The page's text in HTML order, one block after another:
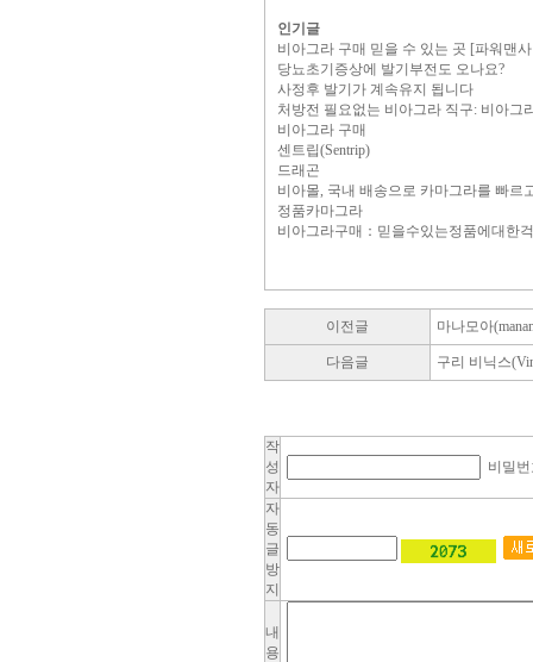
인기글
비아그라 구매 믿을 수 있는 곳 [파워맨
당뇨초기증상에 발기부전도 오나요?
사정후 발기가 계속유지 됩니다
처방전 필요없는 비아그라 직구: 비아그
비아그라 구매
센트립(Sentrip)
드래곤
비아몰, 국내 배송으로 카마그라를 빠르
정품카마그라
비아그라구매：믿을수있는정품에대한
이전글 마나모아
다음글 구리 비닉스
작
성
자
비밀
자
동
글
방
지
내
용